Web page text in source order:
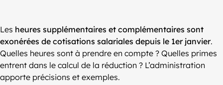
Les heures supplémentaires et complémentaires sont
exonérées de cotisations salariales depuis le 1er janvier.
Quelles heures sont à prendre en compte ? Quelles primes
entrent dans le calcul de la réduction ? L’administration
apporte précisions et exemples.